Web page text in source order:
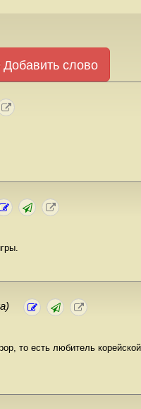
Добавить слово
то есть любитель корейской